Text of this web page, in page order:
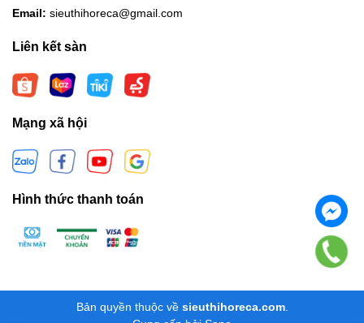
Email: sieuthihoreca@gmail.com
Liên kết sàn
Mạng xã hội
Hình thức thanh toán
Bản quyền thuộc về sieuthihoreca.com.